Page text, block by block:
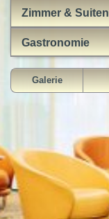
Zimmer & Suiten
Gastronomie
Galerie